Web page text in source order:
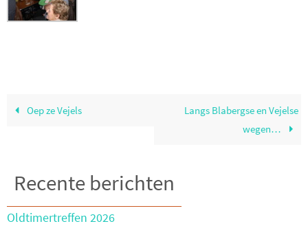
Oep ze Vejels
Langs Blabergse en Vejelse
wegen…
Recente berichten
Oldtimertreffen 2026